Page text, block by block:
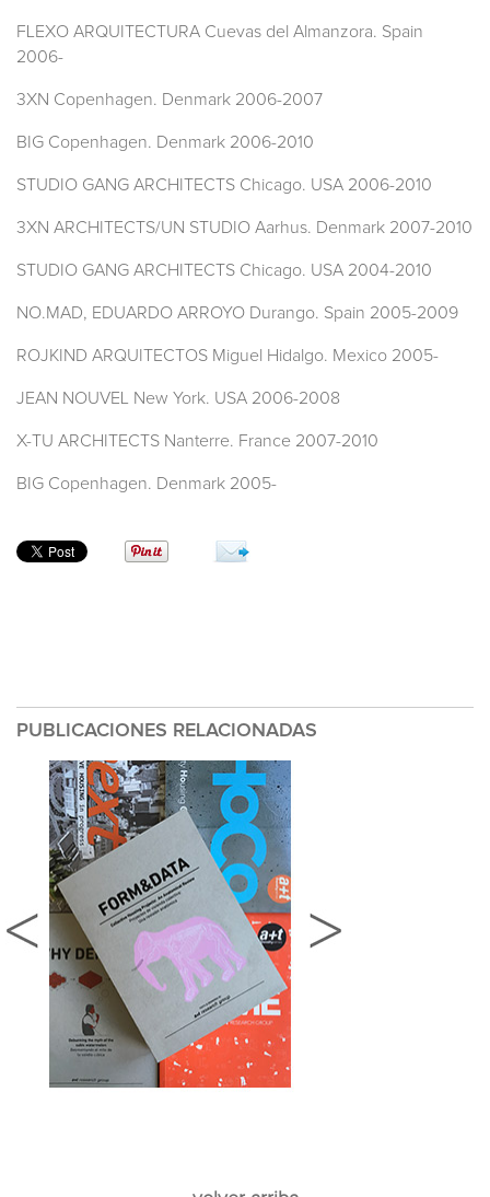
FLEXO ARQUITECTURA Cuevas del Almanzora. Spain
2006-
3XN Copenhagen. Denmark 2006-2007
BIG Copenhagen. Denmark 2006-2010
STUDIO GANG ARCHITECTS Chicago. USA 2006-2010
3XN ARCHITECTS/UN STUDIO Aarhus. Denmark 2007-2010
STUDIO GANG ARCHITECTS Chicago. USA 2004-2010
NO.MAD, EDUARDO ARROYO Durango. Spain 2005-2009
ROJKIND ARQUITECTOS Miguel Hidalgo. Mexico 2005-
JEAN NOUVEL New York. USA 2006-2008
X-TU ARCHITECTS Nanterre. France 2007-2010
BIG Copenhagen. Denmark 2005-
PUBLICACIONES RELACIONADAS